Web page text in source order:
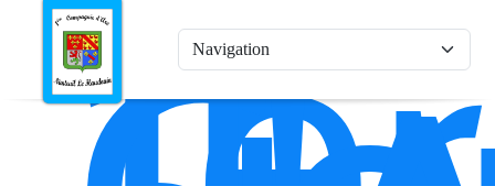
Panneau de gestion des cookies